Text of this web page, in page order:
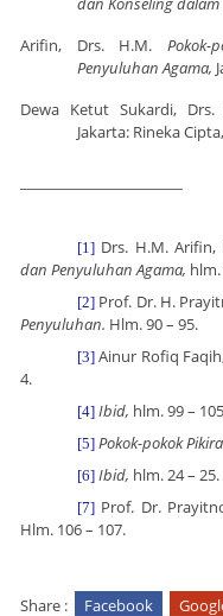
Arifin, Drs. H.M.
Penyuluhan Agama,
Dewa Ketut Sukardi,
Jakarta: Rineka
[1] Drs. H.M. Arifin,
dan Penyuluhan Agama,
[2] Prof. Dr. H.
Penyuluhan. Hlm. 90 – 95.
[3] Ainur Rofiq
4.
[4] Ibid, hlm. 99 –
[5] Pokok-pokok
[6] Ibid, hlm. 24 – 25.
[7] Prof. Dr.
Hlm. 106 – 107.
Share : Facebook